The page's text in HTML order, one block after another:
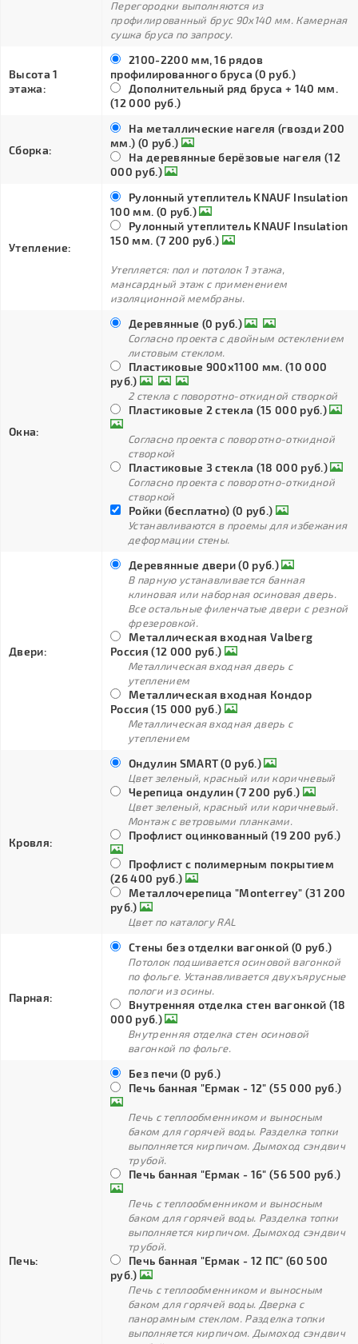
Перегородки выполняются из
профилированный брус 90х140 мм. Камерная
сушка бруса по запросу.
Высота 1
этажа:
2100-2200 мм, 16 рядов
профилированного бруса (0 руб.)
Дополнительный ряд бруса + 140 мм.
(12 000 руб.)
Сборка:
На металлические нагеля (гвозди 200
мм.) (0 руб.)
На деревянные берёзовые нагеля (12
000 руб.)
Утепление:
Рулонный утеплитель KNAUF Insulation
100 мм. (0 руб.)
Рулонный утеплитель KNAUF Insulation
150 мм. (7 200 руб.)
Утепляется: пол и потолок 1 этажа,
мансардный этаж с применением
изоляционной мембраны.
Окна:
Деревянные (0 руб.)
Согласно проекта с двойным остеклением
листовым стеклом.
Пластиковые 900х1100 мм. (10 000
руб.)
2 стекла с поворотно-откидной створкой
Пластиковые 2 стекла (15 000 руб.)
Согласно проекта с поворотно-откидной
створкой
Пластиковые 3 стекла (18 000 руб.)
Согласно проекта с поворотно-откидной
створкой
Ройки (бесплатно) (0 руб.)
Устанавливаются в проемы для избежания
деформации стены.
Двери:
Деревянные двери (0 руб.)
В парную устанавливается банная
клиновая или наборная осиновая дверь.
Все остальные филенчатые двери с резной
фрезеровкой.
Металлическая входная Valberg
Россия (12 000 руб.)
Металлическая входная дверь с
утеплением
Металлическая входная Кондор
Россия (15 000 руб.)
Металлическая входная дверь с
утеплением
Кровля:
Ондулин SMART (0 руб.)
Цвет зеленый, красный или коричневый
Черепица ондулин (7 200 руб.)
Цвет зеленый, красный или коричневый.
Монтаж с ветровыми планками.
Профлист оцинкованный (19 200 руб.)
Профлист с полимерным покрытием
(26 400 руб.)
Металлочерепица "Monterrey" (31 200
руб.)
Цвет по каталогу RAL
Парная:
Стены без отделки вагонкой (0 руб.)
Потолок подшивается осиновой вагонкой
по фольге. Устанавливается двухъярусные
пологи из осины.
Внутренняя отделка стен вагонкой (18
000 руб.)
Внутренняя отделка стен осиновой
вагонкой по фольге.
Печь:
Без печи (0 руб.)
Печь банная "Ермак - 12" (55 000 руб.)
Печь с теплообменником и выносным
баком для горячей воды. Разделка топки
выполняется кирпичом. Дымоход сэндвич
трубой.
Печь банная "Ермак - 16" (56 500 руб.)
Печь с теплообменником и выносным
баком для горячей воды. Разделка топки
выполняется кирпичом. Дымоход сэндвич
трубой.
Печь банная "Ермак - 12 ПС" (60 500
руб.)
Печь с теплообменником и выносным
баком для горячей воды. Дверка с
панорамным стеклом. Разделка топки
выполняется кирпичом. Дымоход сэндвич